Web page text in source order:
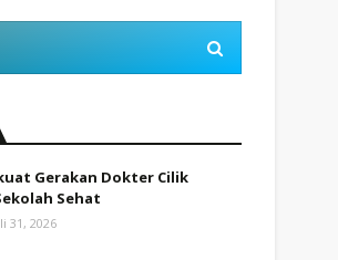
Gerakan Dokter Cilik
Sehat
31, 2026